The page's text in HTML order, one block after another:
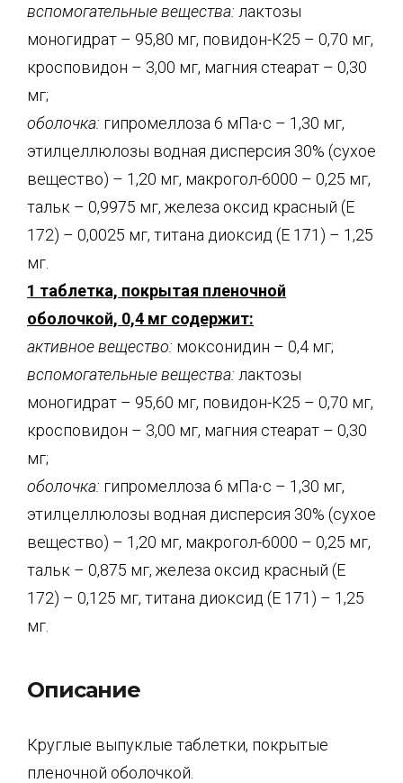
вспомогательные вещества: лактозы
моногидрат – 95,80 мг, повидон-К25 – 0,70 мг,
кросповидон – 3,00 мг, магния стеарат – 0,30
мг;
оболочка: гипромеллоза 6 мПа∙с – 1,30 мг,
этилцеллюлозы водная дисперсия 30% (сухое
вещество) – 1,20 мг, макрогол-6000 – 0,25 мг,
тальк – 0,9975 мг, железа оксид красный (Е
172) – 0,0025 мг, титана диоксид (Е 171) – 1,25
мг.
1 таблетка, покрытая пленочной
оболочкой, 0,4 мг содержит:
активное вещество: моксонидин – 0,4 мг;
вспомогательные вещества: лактозы
моногидрат – 95,60 мг, повидон-К25 – 0,70 мг,
кросповидон – 3,00 мг, магния стеарат – 0,30
мг;
оболочка: гипромеллоза 6 мПа∙с – 1,30 мг,
этилцеллюлозы водная дисперсия 30% (сухое
вещество) – 1,20 мг, макрогол-6000 – 0,25 мг,
тальк – 0,875 мг, железа оксид красный (Е
172) – 0,125 мг, титана диоксид (Е 171) – 1,25
мг.
Описание
Круглые выпуклые таблетки, покрытые
пленочной оболочкой.